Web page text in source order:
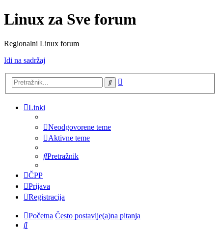
Linux za Sve forum
Regionalni Linux forum
Idi na sadržaj
Pretražnik
Linki
Neodgovorene teme
Aktivne teme
Pretražnik
ČPP
Prijava
Registracija
Početna Često postavlje(a)na pitanja
Pretražnik